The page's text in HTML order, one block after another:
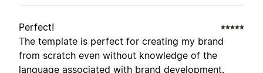
Perfect!
The template is perfect for creating my brand
from scratch even without knowledge of the
language associated with brand development.